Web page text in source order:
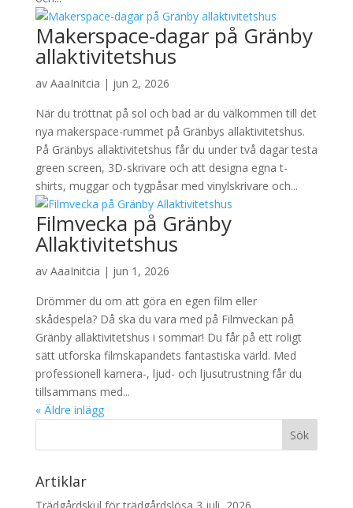
Makerspace-dagar på Gränby
allaktivitetshus
av AaaInitcia | jun 2, 2026
När du tröttnat på sol och bad är du välkommen till det
nya makerspace-rummet på Gränbys allaktivitetshus.
På Gränbys allaktivitetshus får du under två dagar testa
green screen, 3D-skrivare och att designa egna t-
shirts, muggar och tygpåsar med vinylskrivare och...
Filmvecka på Gränby
Allaktivitetshus
av AaaInitcia | jun 1, 2026
Drömmer du om att göra en egen film eller
skådespela? Då ska du vara med på Filmveckan på
Gränby allaktivitetshus i sommar! Du får på ett roligt
sätt utforska filmskapandets fantastiska värld. Med
professionell kamera-, ljud- och ljusutrustning får du
tillsammans med...
« Äldre inlägg
Artiklar